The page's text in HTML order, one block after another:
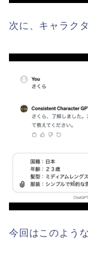
次に、キャラク
今回はこのよう